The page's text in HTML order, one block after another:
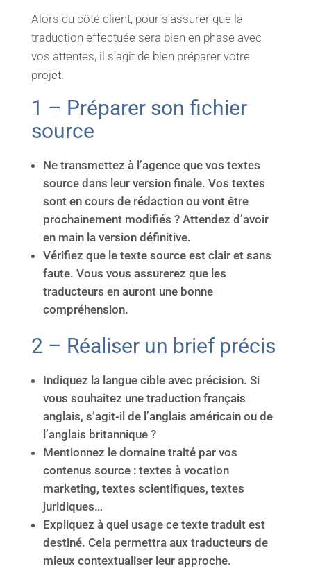
Alors du côté client, pour s’assurer que la
traduction effectuée sera bien en phase avec
vos attentes, il s’agit de bien préparer votre
projet.
1 – Préparer son fichier
source
Ne transmettez à l’agence que vos textes
source dans leur version finale. Vos textes
sont en cours de rédaction ou vont être
prochainement modifiés ? Attendez d’avoir
en main la version définitive.
Vérifiez que le texte source est clair et sans
faute. Vous vous assurerez que les
traducteurs en auront une bonne
compréhension.
2 – Réaliser un brief précis
Indiquez la langue cible avec précision. Si
vous souhaitez une traduction français
anglais, s’agit-il de l’anglais américain ou de
l’anglais britannique ?
Mentionnez le domaine traité par vos
contenus source : textes à vocation
marketing, textes scientifiques, textes
juridiques…
Expliquez à quel usage ce texte traduit est
destiné. Cela permettra aux traducteurs de
mieux contextualiser leur approche.